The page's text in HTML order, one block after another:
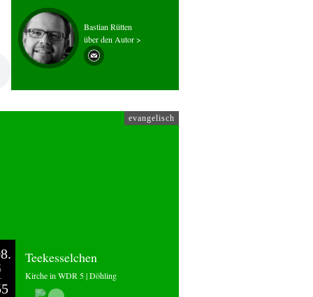
Bastian Rütten
über den Autor >
evangelisch
Teekesselchen
Kirche in WDR 5 | Döhling